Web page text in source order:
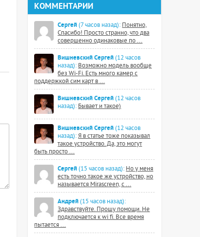
КОММЕНТАРИИ
Сергей (7 часов назад): Понятно,
Спасибо! Просто странно, что два
совершенно одинаковые по ...
Вишневский Сергей (12 часов
назад): Возможно модель вообще
без Wi-Fi. Есть много камер с
поддержкой сим карт в ...
Вишневский Сергей (12 часов
назад): Бывает и такое)
Вишневский Сергей (12 часов
назад): Я в статье тоже показывал
такое устройство. Да, это могут
быть просто ...
Сергей (15 часов назад): Но у меня
есть точно такое же устройство, но
называется Mirascreen, с ...
Андрей (15 часов назад):
Здравствуйте. Прошу помощи. Не
подключается к wi fi. Все время
пытается ...